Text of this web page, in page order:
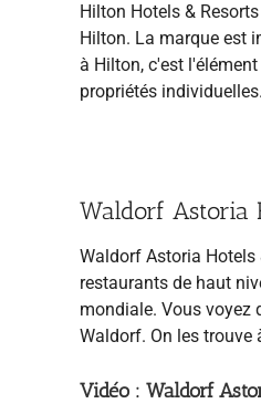
Hilton Hotels &
Hilton. La marque est
à Hilton, c'est
propriétés
Waldorf Astoria
Waldorf Astoria Hotels
restaurants de haut
mondiale. Vous voyez
Waldorf. On les trouve
Vidéo : Waldorf